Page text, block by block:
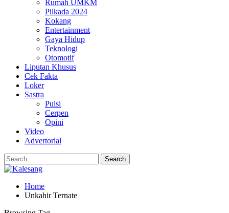
Rumah UMKM
Pilkada 2024
Kokang
Entertainment
Gaya Hidup
Teknologi
Otomotif
Liputan Khusus
Cek Fakta
Loker
Sastra
Puisi
Cerpen
Opini
Video
Advertorial
Home
Unkahir Ternate